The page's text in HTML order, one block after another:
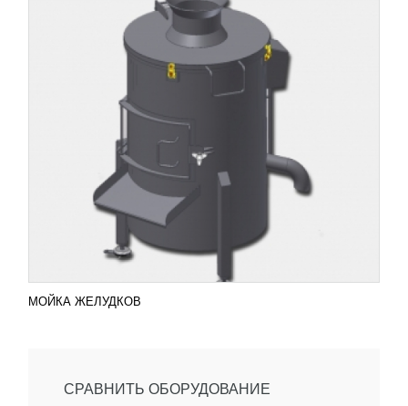
МОЙКА ЖЕЛУДКОВ
СРАВНИТЬ ОБОРУДОВАНИЕ